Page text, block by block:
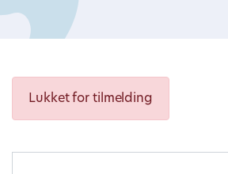
Lukket for tilmelding